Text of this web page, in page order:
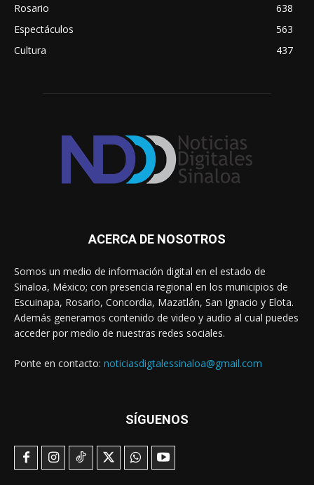
Rosario
638
Espectáculos
563
Cultura
437
ACERCA DE NOSOTROS
Somos un medio de información digital en el estado de
Sinaloa, México; con presencia regional en los municipios de
Escuinapa, Rosario, Concordia, Mazatlán, San Ignacio y Elota.
Además generamos contenido de video y audio al cual puedes
acceder por medio de nuestras redes sociales.
Ponte en contacto: noticiasdigtalessinaloa@gmail.com
SÍGUENOS